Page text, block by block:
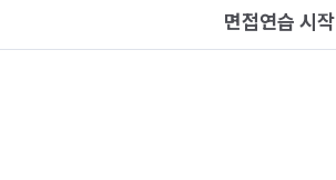
면접연습 시작